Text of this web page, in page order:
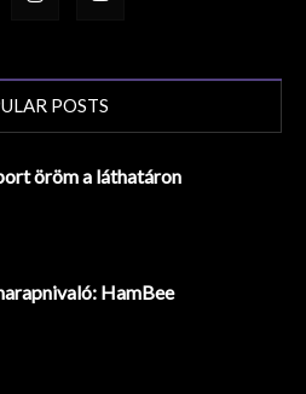
POSTS
öröm a láthatáron
HamBee